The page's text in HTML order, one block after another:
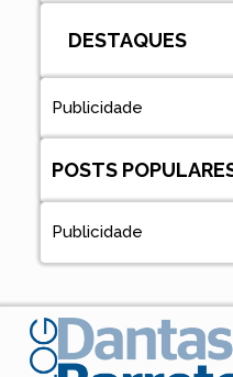
DESTAQUES
Publicidade
POSTS
Publicidade